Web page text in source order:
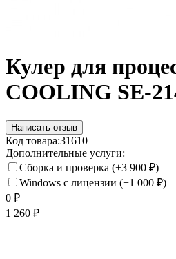
Кулер для
COOLING SE-
Написать отзыв
Код товара:31610
Дополнительные услуги:
Сборка и проверка (+3 900 ₽)
Windows с лицензии (+1 000 ₽)
0 ₽
1 260 ₽